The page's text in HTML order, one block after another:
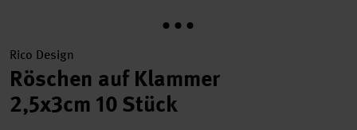
Rico Design
Röschen auf Klammer
2,5x3cm 10 Stück